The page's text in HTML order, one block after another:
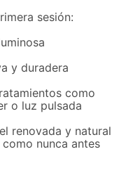
sesión:
y duradera
como
o luz pulsada
renovada y natural
como nunca antes